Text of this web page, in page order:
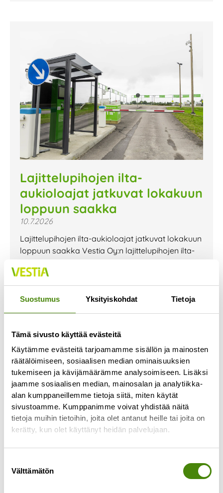
Suostumus Yksityiskohdat Tietoja
Tämä sivusto käyttää evästeitä
Käytämme evästeitä tarjoamamme sisällön ja mainosten
räätälöimiseen, sosiaalisen median ominaisuuksien
tukemiseen ja kävijämäärämme analysoimiseen. Lisäksi
jaamme sosiaalisen median, mainosalan ja analytiikka-
alan kumppaneillemme tietoja siitä, miten käytät
sivustoamme. Kumppanimme voivat yhdistää näitä
tietoja muihin tietoihin, joita olet antanut heille tai joita on
kerätty, kun olet käyttänyt heidän palvelujaan.
valinta
Välttämätön
Lajittelupihojen ilta-
aukioloajat jatkuvat lokakuun
loppuun saakka
10.7.2026
Lajittelupihojen ilta-aukioloajat jatkuvat lokakuun
loppuun saakka Vestia Oy:n lajittelupihojen ilta-
Jokaisella lajittelupihalla pääsee vähintään
kerran viikossa
Lue lisää »